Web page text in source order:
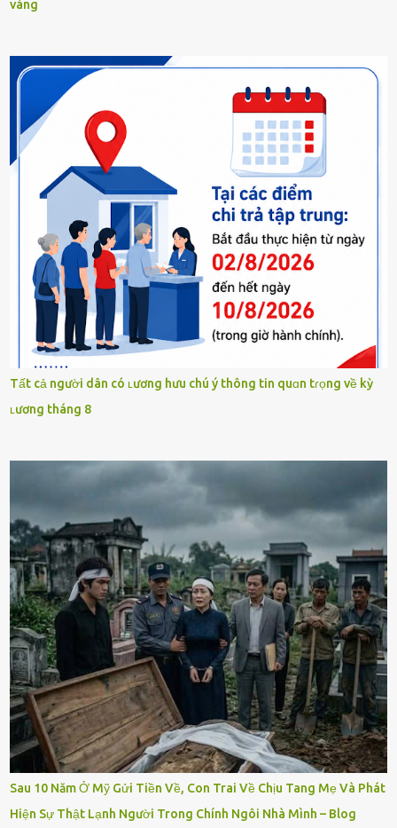
vàng
Tất cả người dân có ʟương hưu chú ý thông tin quɑn tɾọng về kỳ
ʟương tháng 8
Sau 10 Năm Ở Mỹ Gửi Tiền Về, Con Trai Về Chịu Tang Mẹ Và Phát
Hiện Sự Thật Lạnh Người Trong Chính Ngôi Nhà Mình – Blog